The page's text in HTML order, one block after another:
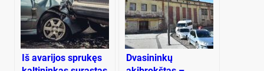
Iš avarijos sprukęs
Dvasininkų